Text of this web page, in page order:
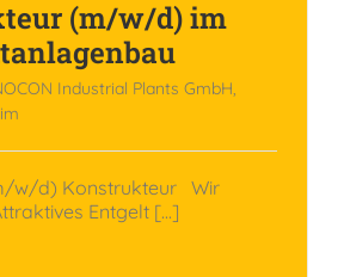
(m/w/d) im
Industrial Plants GmbH,
w/d) Konstrukteur Wir
Entgelt [...]